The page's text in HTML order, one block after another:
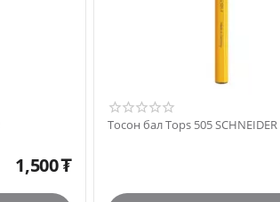
1,500₮
Тосон бал Tops 505 SCHNEIDER